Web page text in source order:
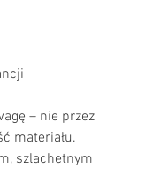
– nie przez
materiału.
szlachetnym